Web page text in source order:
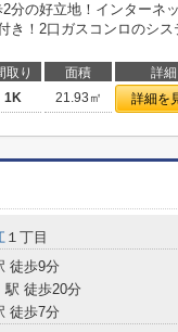
分の好立地！インターネ
き！2口ガスコンロのシ
取り 面積 詳細
1K 21.93㎡ 詳細を
１丁目
徒歩9分
駅 徒歩20分
徒歩7分